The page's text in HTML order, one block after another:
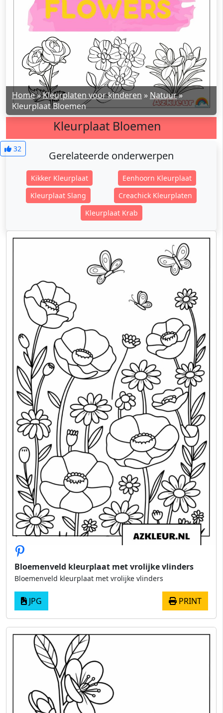
Home»Kleurplaten voor kinderen » Natuur»
Kleurplaat Bloemen
Kleurplaat Bloemen
32
Gerelateerde onderwerpen
Kikker Kleurplaat
Eenhoorn Kleurplaat
Kleurplaat Slang
Creachick Kleurplaten
Kleurplaat Krab
Bloemenveld kleurplaat met vrolijke vlinders
Bloemenveld kleurplaat met vrolijke vlinders
JPG PRINT